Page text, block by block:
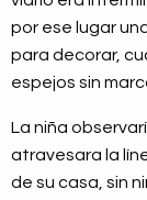
por ese lugar
para decorar,
espejos sin
La niña
atravesara la
de su casa, sin